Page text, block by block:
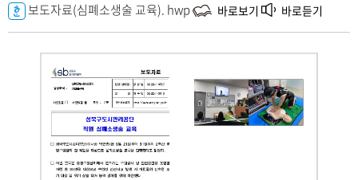
성
자
록
일
회
수
첨
부
보도자료(심폐소생술 교육). hwp 바로보기 바로듣기